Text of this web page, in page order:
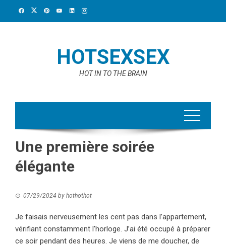
HOTSEXSEX
HOT IN TO THE BRAIN
Une première soirée
élégante
07/29/2024 by hothothot
Je faisais nerveusement les cent pas dans l’appartement,
vérifiant constamment l’horloge. J’ai été occupé à préparer
ce soir pendant des heures. Je viens de me doucher, de